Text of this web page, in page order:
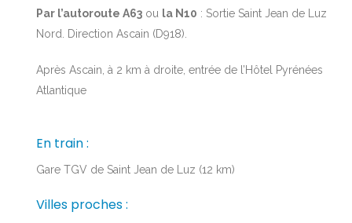
Par l’autoroute A63 ou la N10 : Sortie Saint Jean de Luz
Nord. Direction Ascain (D918).
Après Ascain, à 2 km à droite, entrée de l’Hôtel Pyrénées
Atlantique
En train :
Gare TGV de Saint Jean de Luz (12 km)
Villes proches :